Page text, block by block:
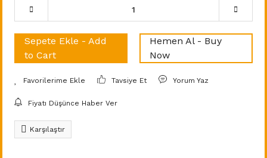
Sepete Ekle - Add
to Cart
Hemen Al - Buy
Now
Tavsiye Et Yorum Yaz
Fiyatı Düşünce Haber Ver
Karşılaştır